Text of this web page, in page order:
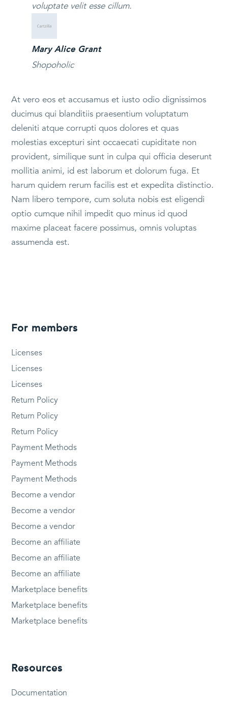
voluptate velit esse cillum.
Mary Alice Grant
Shopoholic
At vero eos et accusamus et iusto odio dignissimos
ducimus qui blanditiis praesentium voluptatum
deleniti atque corrupti quos dolores et quas
molestias excepturi sint occaecati cupiditate non
provident, similique sunt in culpa qui officia deserunt
mollitia animi, id est laborum et dolorum fuga. Et
harum quidem rerum facilis est et expedita distinctio.
Nam libero tempore, cum soluta nobis est eligendi
optio cumque nihil impedit quo minus id quod
maxime placeat facere possimus, omnis voluptas
assumenda est.
For members
Licenses
Licenses
Licenses
Return Policy
Return Policy
Return Policy
Payment Methods
Payment Methods
Payment Methods
Become a vendor
Become a vendor
Become a vendor
Become an affiliate
Become an affiliate
Become an affiliate
Marketplace benefits
Marketplace benefits
Marketplace benefits
Resources
Documentation